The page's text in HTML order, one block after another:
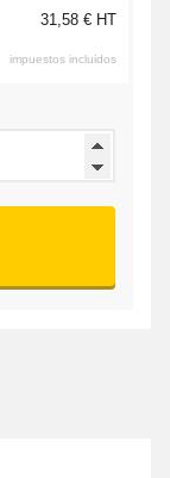
31,58 € HT
impuestos incluidos